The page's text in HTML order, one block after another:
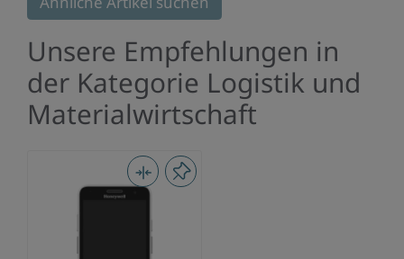
in
Monaten
Unsere Empfehlungen in
der Kategorie Logistik und
Materialwirtschaft